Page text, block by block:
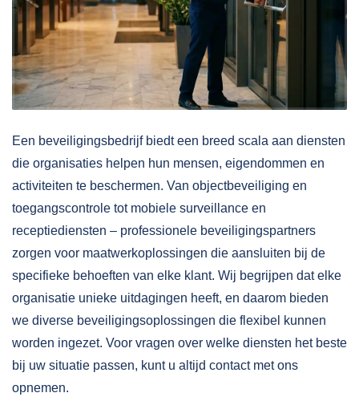
Een beveiligingsbedrijf biedt een breed scala aan diensten
die organisaties helpen hun mensen, eigendommen en
activiteiten te beschermen. Van objectbeveiliging en
toegangscontrole tot mobiele surveillance en
receptiediensten – professionele beveiligingspartners
zorgen voor maatwerkoplossingen die aansluiten bij de
specifieke behoeften van elke klant. Wij begrijpen dat elke
organisatie unieke uitdagingen heeft, en daarom bieden
we diverse beveiligingsoplossingen die flexibel kunnen
worden ingezet. Voor vragen over welke diensten het beste
bij uw situatie passen, kunt u altijd contactmet ons
opnemen.